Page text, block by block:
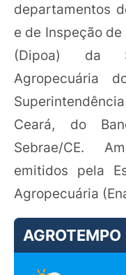
departamentos
e de Inspeção
(Dipoa) da
Agropecuária
Ceará, do
Sebrae/CE.
emitidos pela
Agropecuária
AGROTEMPO